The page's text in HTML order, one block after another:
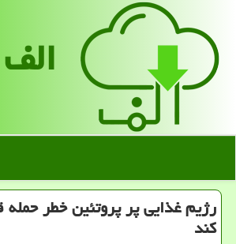
رژیم غذایی پر پروتئین خطر حمله
كند